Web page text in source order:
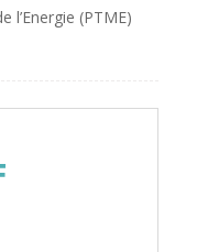
l’Energie (PTME)